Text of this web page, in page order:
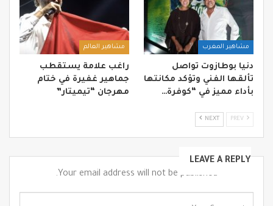
مشاهير المغرب
دنيا بوطازوت تواصل
تألقها الفني وتؤكد مكانتها
بأداء مميز في “كوفرة…
مشاهير العالم
راغب علامة يستقطب
جماهير غفيرة في ختام
مهرجان “تيميتار”
NEXT
LEAVE A REPLY
Your email address will not be published.